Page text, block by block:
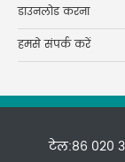
डाउनलोड करना
हमसे संपर्क करें
टेल:86 020